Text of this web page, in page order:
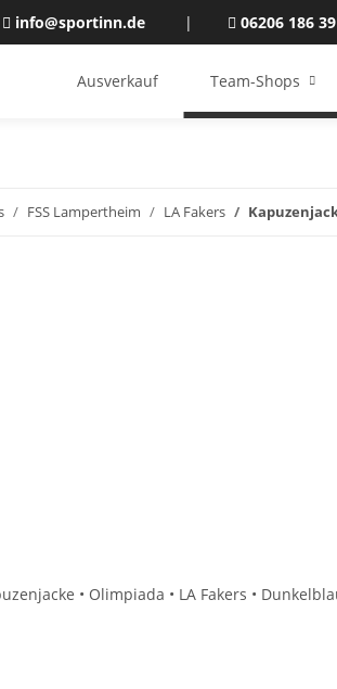
info@sportinn.de | 06206 186
Ausverkauf Team-Shops
FSS Lampertheim LA Fakers